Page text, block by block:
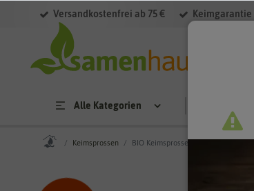
Versandkostenfrei ab 75 € Keimgarantie
Alle Kategorien
Keimsprossen BIO Keimsprossen Alfalfa